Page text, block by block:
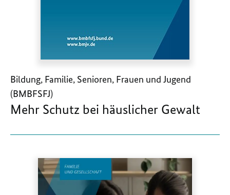
Bildung, Familie, Senioren, Frauen und Jugend
(BMBFSFJ)
Mehr Schutz bei häuslicher Gewalt